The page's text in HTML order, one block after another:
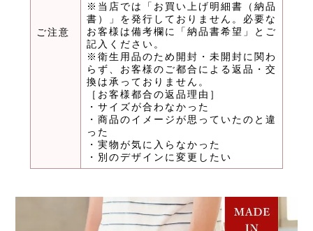
ご注意
※当店では「お買い上げ明細書（納品
書）」を発行しておりません。必要な
お客様は備考欄に「納品書希望」とご
記入ください。
※衛生用品のため開封・未開封に関わ
らず、お客様のご都合による返品・交
換は承っておりません。
［お客様都合の返品理由］
・サイズが合わなかった
・商品のイメージが思っていたのと違
った
・実物が気に入らなかった
・別のデザインに変更したい